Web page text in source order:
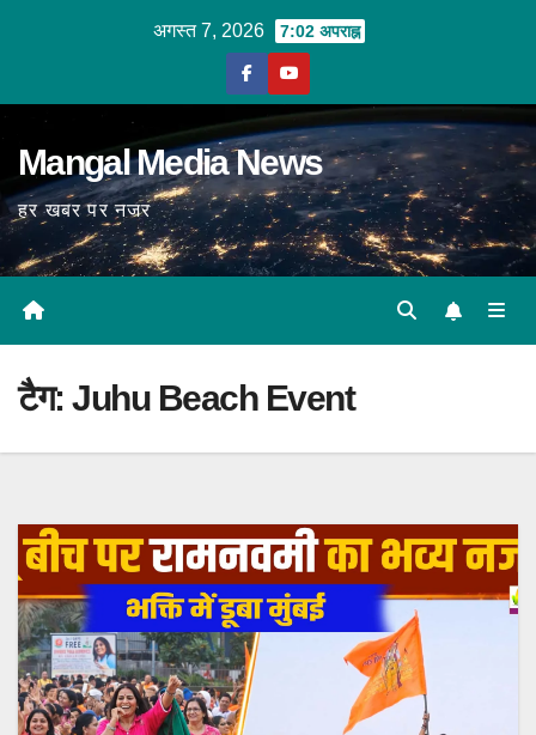
अगस्त 7, 2026 7:02 अपराह्न
Mangal Media News
हर खबर पर नजर
टैग: Juhu Beach Event